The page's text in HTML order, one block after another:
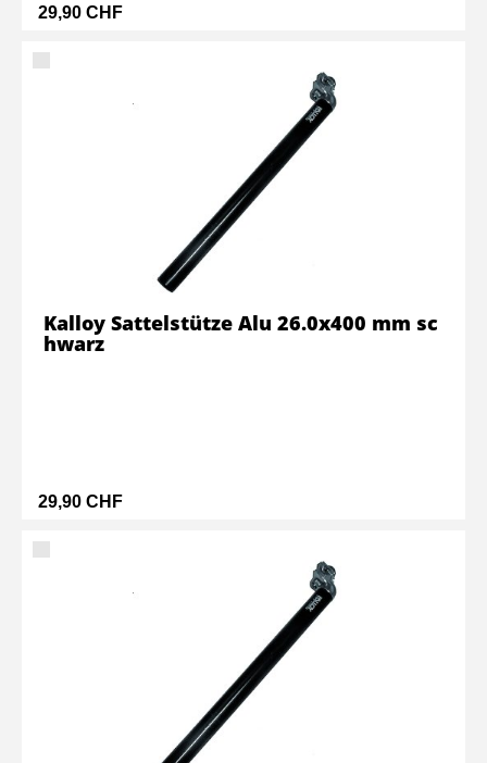
29,90 CHF
29,90 CHF
Kalloy Sattelstütze Alu 26.0x400 mm sc
hwarz